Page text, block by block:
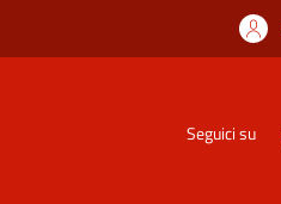
Seguici su